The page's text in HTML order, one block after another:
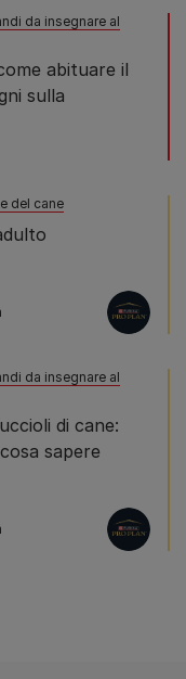
da insegnare al
abituare il
sulla
del cane
da insegnare al
di cane:
sapere